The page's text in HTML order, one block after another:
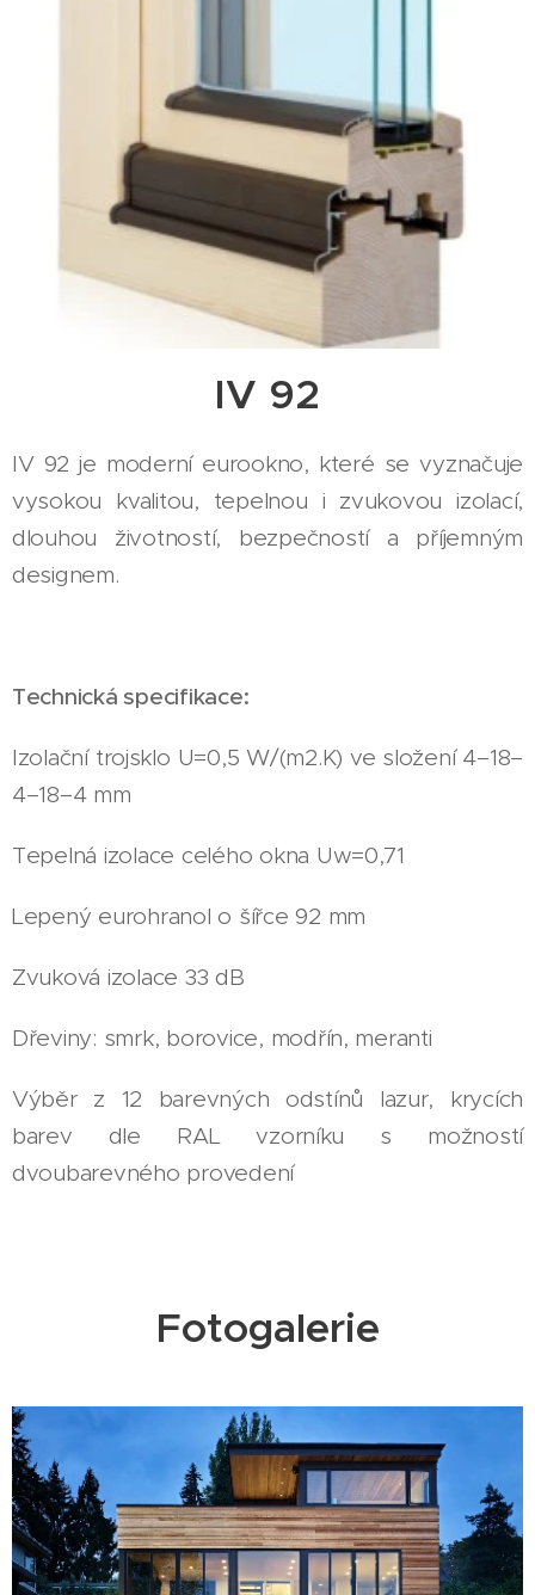
IV 92
IV 92 je moderní eurookno, které se vyznačuje
vysokou kvalitou, tepelnou i zvukovou izolací,
dlouhou životností, bezpečností a příjemným
designem.
Technická specifikace:
Izolační trojsklo U=0,5 W/(m2.K) ve složení 4–18–
4–18–4 mm
Tepelná izolace celého okna Uw=0,71
Lepený eurohranol o šířce 92 mm
Zvuková izolace 33 dB
Dřeviny: smrk, borovice, modřín, meranti
Výběr z 12 barevných odstínů lazur, krycích
barev dle RAL vzorníku s možností
dvoubarevného provedení
Fotogalerie